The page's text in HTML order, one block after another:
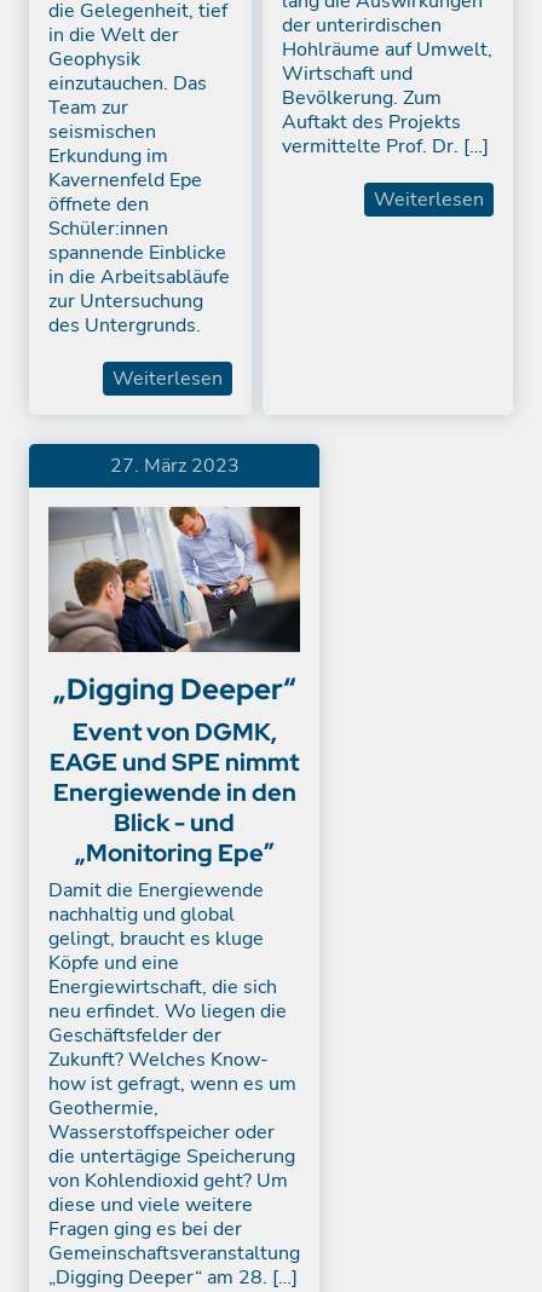
die Gelegenheit, tief
in die Welt der
Geophysik
einzutauchen. Das
Team zur
seismischen
Erkundung im
Kavernenfeld Epe
öffnete den
Schüler:innen
spannende Einblicke
in die Arbeitsabläufe
zur Untersuchung
des Untergrunds.
Weiterlesen
der unterirdischen
Hohlräume auf Umwelt,
Wirtschaft und
Bevölkerung. Zum
Auftakt des Projekts
vermittelte Prof. Dr. […]
Weiterlesen
27. März 2023
„Digging Deeper“
Event von DGMK,
EAGE und SPE nimmt
Energiewende in den
Blick - und
„Monitoring Epe”
Damit die Energiewende
nachhaltig und global
gelingt, braucht es kluge
Köpfe und eine
Energiewirtschaft, die sich
neu erfindet. Wo liegen die
Geschäftsfelder der
Zukunft? Welches Know-
how ist gefragt, wenn es um
Geothermie,
Wasserstoffspeicher oder
die untertägige Speicherung
von Kohlendioxid geht? Um
diese und viele weitere
Fragen ging es bei der
Gemeinschaftsveranstaltung
„Digging Deeper“ am 28. […]